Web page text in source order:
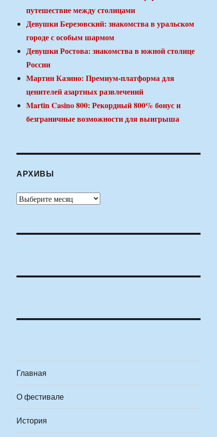
путешествие между столицами
Девушки Березовский: знакомства в уральском
городе с особым шармом
Девушки Ростова: знакомства в южной столице
России
Мартин Казино: Премиум-платформа для
ценителей азартных развлечений
Martin Casino 800: Рекордный 800% бонус и
безграничные возможности для выигрыша
АРХИВЫ
Архивы
Главная
О фестивале
История